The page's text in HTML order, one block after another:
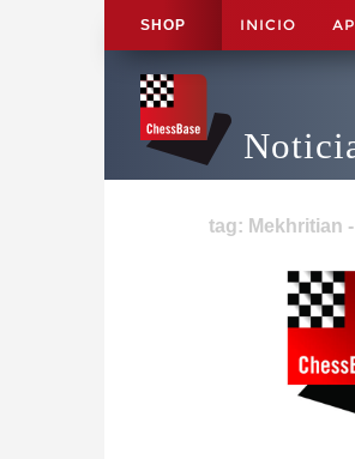
SHOP INICIO
tag: Mekhritian